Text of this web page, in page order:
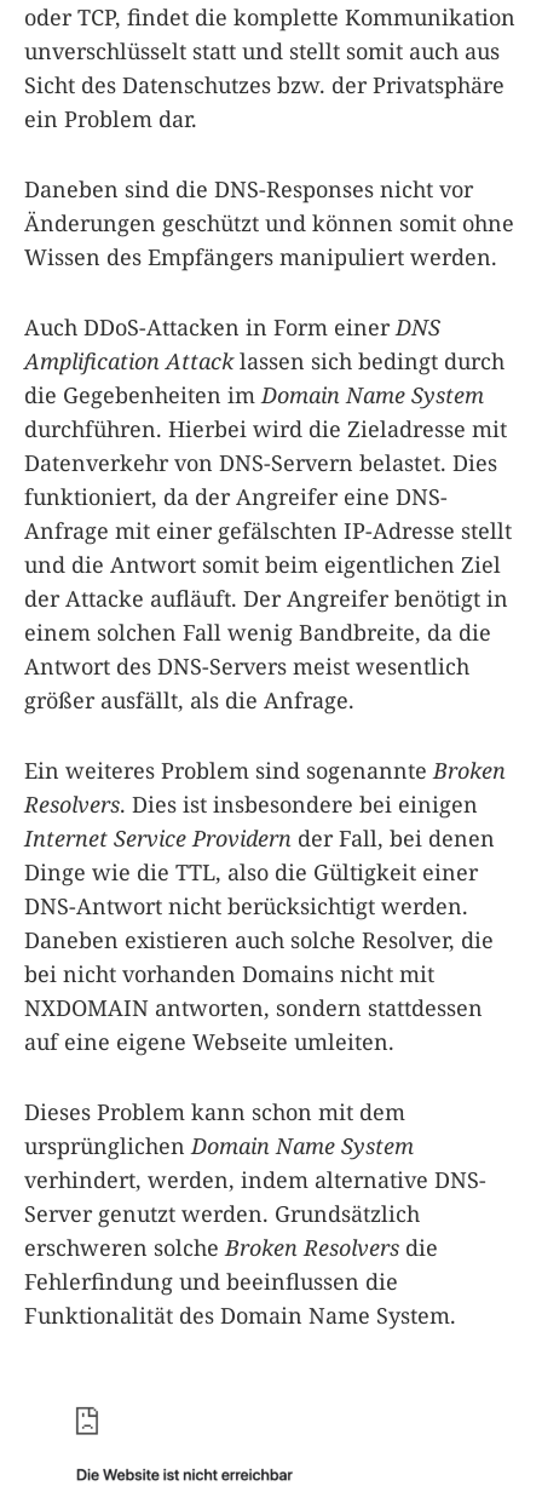
oder TCP, findet die komplette Kommunikation
unverschlüsselt statt und stellt somit auch aus
Sicht des Datenschutzes bzw. der Privatsphäre
ein Problem dar.
Daneben sind die DNS-Responses nicht vor
Änderungen geschützt und können somit ohne
Wissen des Empfängers manipuliert werden.
Auch DDoS-Attacken in Form einer DNS
Amplification Attacklassen sich bedingt durch
die Gegebenheiten im Domain Name System
durchführen. Hierbei wird die Zieladresse mit
Datenverkehr von DNS-Servern belastet. Dies
funktioniert, da der Angreifer eine DNS-
Anfrage mit einer gefälschten IP-Adresse stellt
und die Antwort somit beim eigentlichen Ziel
der Attacke aufläuft. Der Angreifer benötigt in
einem solchen Fall wenig Bandbreite, da die
Antwort des DNS-Servers meist wesentlich
größer ausfällt, als die Anfrage.
Ein weiteres Problem sind sogenannte Broken
Resolvers. Dies ist insbesondere bei einigen
Internet Service Providern der Fall, bei denen
Dinge wie die TTL, also die Gültigkeit einer
DNS-Antwort nicht berücksichtigt werden.
Daneben existieren auch solche Resolver, die
bei nicht vorhanden Domains nicht mit
NXDOMAIN antworten, sondern stattdessen
auf eine eigene Webseite umleiten.
Dieses Problem kann schon mit dem
ursprünglichen Domain Name System
verhindert, werden, indem alternative DNS-
Server genutzt werden. Grundsätzlich
erschweren solche Broken Resolvers die
Fehlerfindung und beeinflussen die
Funktionalität des Domain Name System.